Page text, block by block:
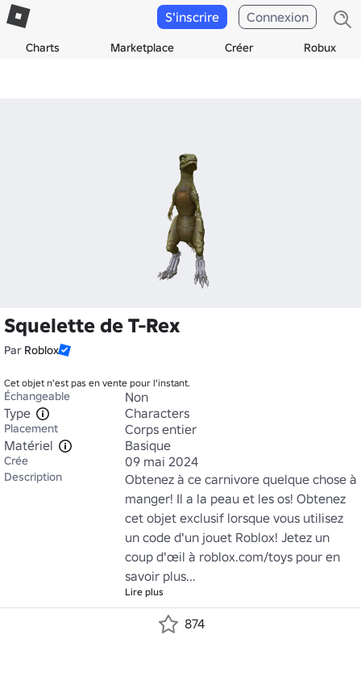
Charts Marketplace Créer Robux
S'inscrire Connexion
Squelette de T-Rex
Par Roblox
Cet objet n'est pas en vente pour l'instant.
Échangeable
Non
Type
Characters
Placement
Corps entier
Matériel
Basique
Crée 09 mai 2024
Description
Obtenez à ce carnivore quelque chose à
manger! Il a la peau et les os! Obtenez
cet objet exclusif lorsque vous utilisez
un code d'un jouet Roblox! Jetez un
coup d'œil à roblox.com/toys pour en
savoir plus...
Lire plus
874